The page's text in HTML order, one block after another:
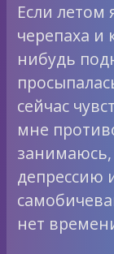
Если летом
черепаха и
нибудь
сейчас
мне
занимаюсь,
депрессию
нет